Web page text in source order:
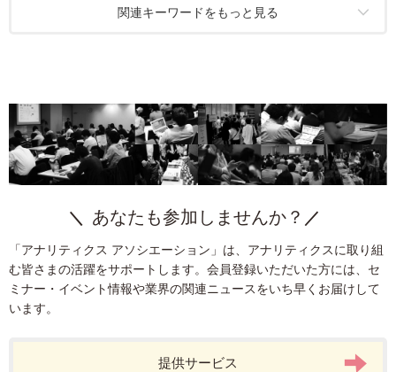
コンテンツ分析 ヒートマップ分析
プライバシー保護
コンテンツマーケティング
コンセプトダイヤグラム
ダッシュボード BigQuery UX
モバイル
定量分析
カスタマージャーニー
キャンペーン
コンバージョン最適化
Google Analytics ターゲティング
アプリ
リードジェネレーション
Looker Studio 運用型広告
データ統合
アプリ分析
CDP
レポーティング
マーケティングオートメーション
webマーケター
Googleマイビジネス
プライバシー SPA 組織
リードナーチャリング
関連キーワードをもっと見る
あなたも参加しませんか？
「アナリティクス アソシエーション」は、アナリティクスに取り組
む皆さまの活躍をサポートします。会員登録いただいた方には、セ
ミナー・イベント情報や業界の関連ニュースをいち早くお届けして
います。
提供サービス